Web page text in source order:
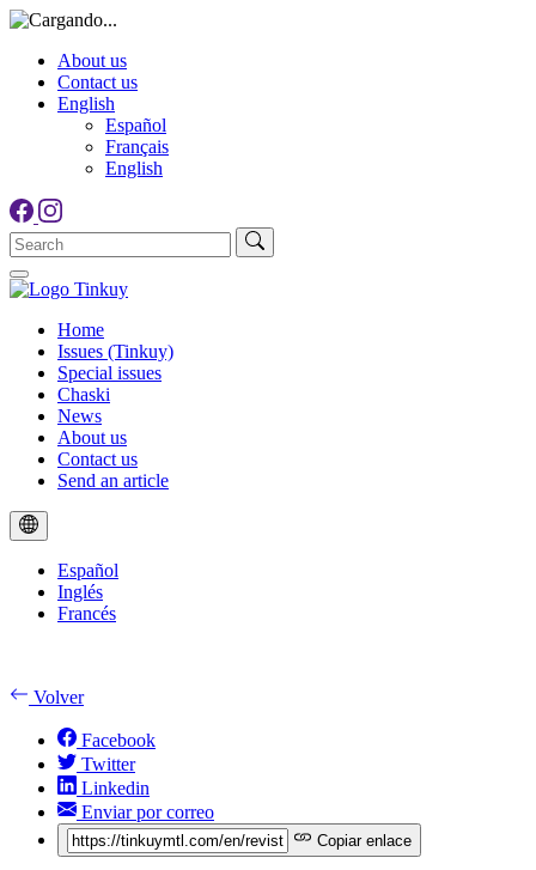
About us
Contact us
English
Español
Français
English
Home
Issues (Tinkuy)
Special issues
Chaski
News
About us
Contact us
Send an article
Español
Inglés
Francés
Volver
Facebook
Twitter
Linkedin
Enviar por correo
Copiar enlace